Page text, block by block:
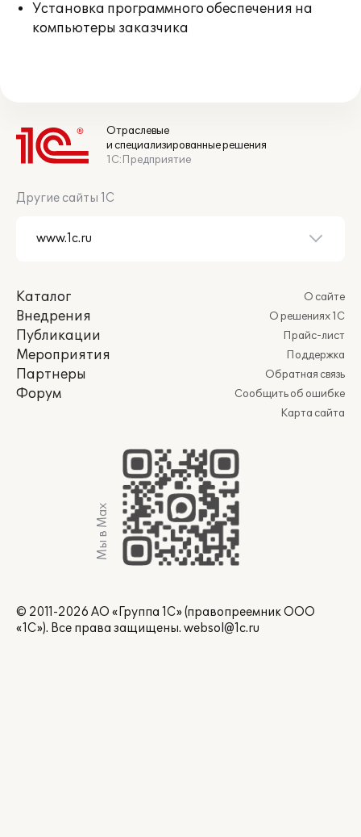
Установка программного обеспечения на
компьютеры заказчика
Отраслевые
и специализированные решения
1С:Предприятие
Другие сайты 1С
Каталог
Внедрения
Публикации
Мероприятия
Партнеры
Форум
О сайте
О решениях 1С
Прайс-лист
Поддержка
Обратная связь
Сообщить об ошибке
Карта сайта
Мы в Max
© 2011-2026 АО «Группа 1С» (правопреемник ООО
«1С»). Все права защищены. websol@1c.ru